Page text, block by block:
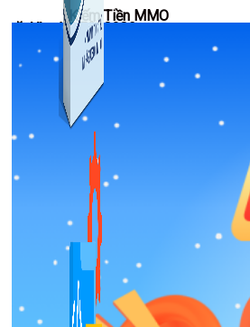
Kiếm Tiền MMO
1,422 bài viết
Combo Special
Combo 3 phần mềm tự chọn:
mà ATPTeam triển khai.
Xem thêm phần mềm
🎉 Ưu đãi Tết 2026